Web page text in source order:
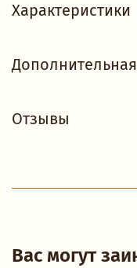
Характеристики
Отзывы
Вас могут